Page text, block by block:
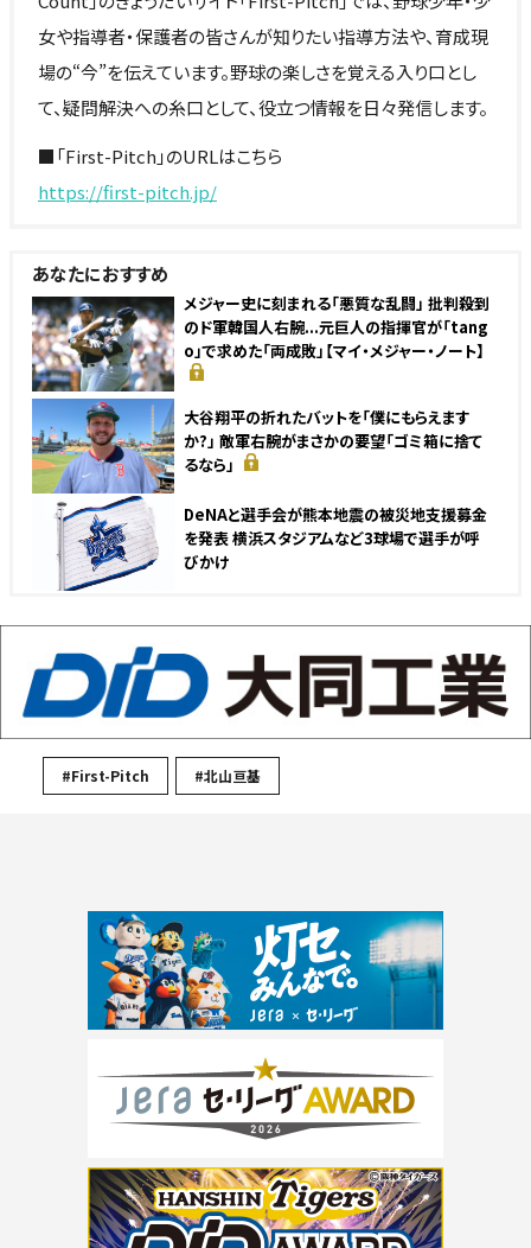
女や指導者・保護者の皆さんが知りたい指導方法や、育成現
場の“今”を伝えています。野球の楽しさを覚える入り口とし
て、疑問解決への糸口として、役立つ情報を日々発信します。
■「First-Pitch」のURLはこちら
https://first-pitch.jp/
あなたにおすすめ
メジャー史に刻まれる「悪質な乱闘」 批判殺到
のド軍韓国人右腕...元巨人の指揮官が「tang
o」で求めた「両成敗」【マイ・メジャー・ノート】
大谷翔平の折れたバットを「僕にもらえます
か?」 敵軍右腕がまさかの要望「ゴミ箱に捨て
るなら」
DeNAと選手会が熊本地震の被災地支援募金
を発表 横浜スタジアムなど3球場で選手が呼
びかけ
#First-Pitch #北山亘基